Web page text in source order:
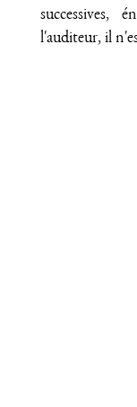
successives,
l'auditeur, il